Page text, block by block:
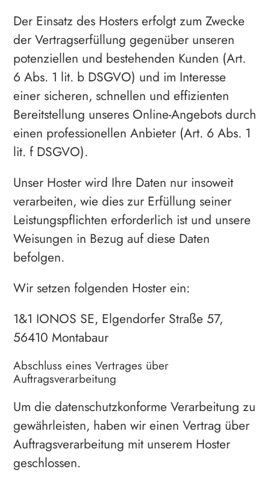
Der Einsatz des Hosters erfolgt zum Zwecke
der Vertragserfüllung gegenüber unseren
potenziellen und bestehenden Kunden (Art.
6 Abs. 1 lit. b DSGVO) und im Interesse
einer sicheren, schnellen und effizienten
Bereitstellung unseres Online-Angebots durch
einen professionellen Anbieter (Art. 6 Abs. 1
lit. f DSGVO).
Unser Hoster wird Ihre Daten nur insoweit
verarbeiten, wie dies zur Erfüllung seiner
Leistungspflichten erforderlich ist und unsere
Weisungen in Bezug auf diese Daten
befolgen.
Wir setzen folgenden Hoster ein:
1&1 IONOS SE, Elgendorfer Straße 57,
56410 Montabaur
Abschluss eines Vertrages über
Auftragsverarbeitung
Um die datenschutzkonforme Verarbeitung zu
gewährleisten, haben wir einen Vertrag über
Auftragsverarbeitung mit unserem Hoster
geschlossen.